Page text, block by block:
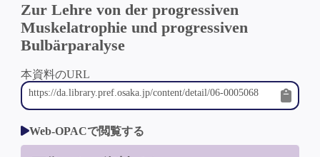
Zur Lehre von der progressiven
Muskelatrophie und progressiven
Bulbärparalyse
本資料のURL
Web-OPACで閲覧する